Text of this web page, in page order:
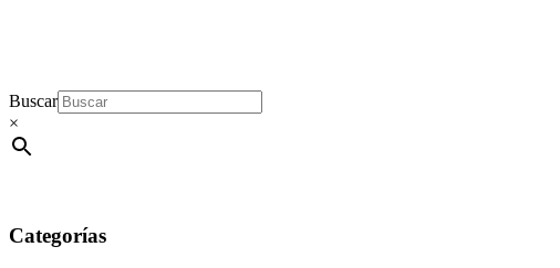
Buscar
×
Categorías